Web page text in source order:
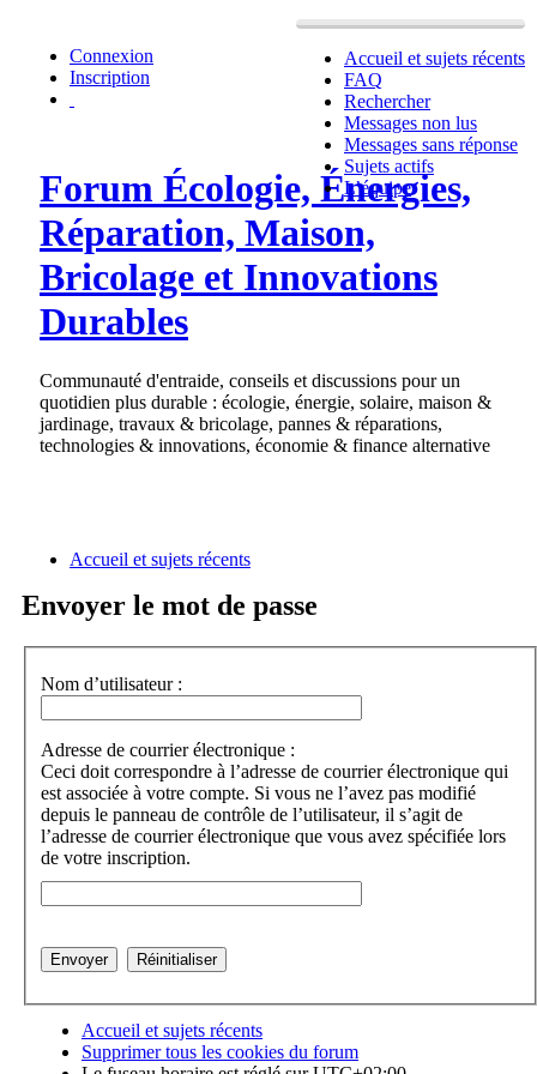
Accueil et sujets récents
FAQ
Rechercher
Messages non lus
Messages sans réponse
Sujets actifs
L’équipe
Connexion
Inscription
Forum Écologie, Énergies,
Réparation, Maison,
Bricolage et Innovations
Durables
Communauté d'entraide, conseils et discussions pour un
quotidien plus durable : écologie, énergie, solaire, maison &
jardinage, travaux & bricolage, pannes & réparations,
technologies & innovations, économie & finance alternative
Accueil et sujets récents
Envoyer le mot de passe
Nom d’utilisateur :
Adresse de courrier électronique :
Ceci doit correspondre à l’adresse de courrier électronique qui
est associée à votre compte. Si vous ne l’avez pas modifié
depuis le panneau de contrôle de l’utilisateur, il s’agit de
l’adresse de courrier électronique que vous avez spécifiée lors
de votre inscription.
Accueil et sujets récents
Supprimer tous les cookies du forum